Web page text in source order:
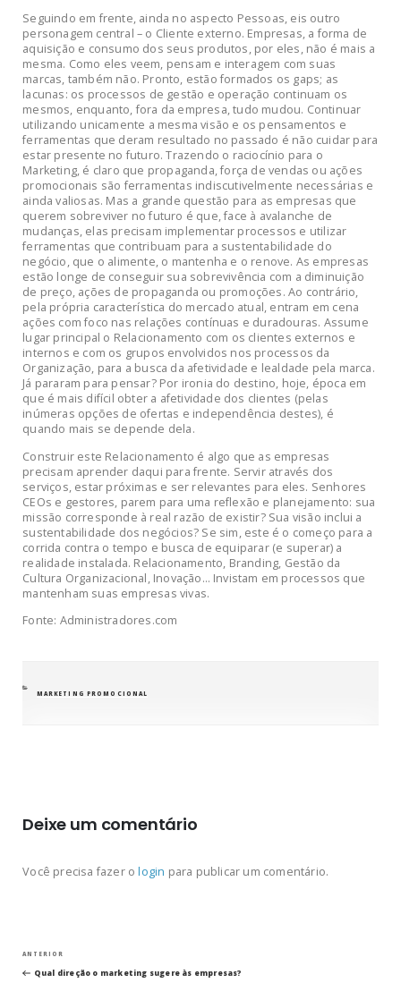
Seguindo em frente, ainda no aspecto Pessoas, eis outro
personagem central – o Cliente externo. Empresas, a forma de
aquisição e consumo dos seus produtos, por eles, não é mais a
mesma. Como eles veem, pensam e interagem com suas
marcas, também não. Pronto, estão formados os gaps; as
lacunas: os processos de gestão e operação continuam os
mesmos, enquanto, fora da empresa, tudo mudou. Continuar
utilizando unicamente a mesma visão e os pensamentos e
ferramentas que deram resultado no passado é não cuidar para
estar presente no futuro. Trazendo o raciocínio para o
Marketing, é claro que propaganda, força de vendas ou ações
promocionais são ferramentas indiscutivelmente necessárias e
ainda valiosas. Mas a grande questão para as empresas que
querem sobreviver no futuro é que, face à avalanche de
mudanças, elas precisam implementar processos e utilizar
ferramentas que contribuam para a sustentabilidade do
negócio, que o alimente, o mantenha e o renove. As empresas
estão longe de conseguir sua sobrevivência com a diminuição
de preço, ações de propaganda ou promoções. Ao contrário,
pela própria característica do mercado atual, entram em cena
ações com foco nas relações contínuas e duradouras. Assume
lugar principal o Relacionamento com os clientes externos e
internos e com os grupos envolvidos nos processos da
Organização, para a busca da afetividade e lealdade pela marca.
Já pararam para pensar? Por ironia do destino, hoje, época em
que é mais difícil obter a afetividade dos clientes (pelas
inúmeras opções de ofertas e independência destes), é
quando mais se depende dela.
Construir este Relacionamento é algo que as empresas
precisam aprender daqui para frente. Servir através dos
serviços, estar próximas e ser relevantes para eles. Senhores
CEOs e gestores, parem para uma reflexão e planejamento: sua
missão corresponde à real razão de existir? Sua visão inclui a
sustentabilidade dos negócios? Se sim, este é o começo para a
corrida contra o tempo e busca de equiparar (e superar) a
realidade instalada. Relacionamento, Branding, Gestão da
Cultura Organizacional, Inovação… Invistam em processos que
mantenham suas empresas vivas.
Fonte: Administradores.com
CATEGORIAS
MARKETING PROMOCIONAL
Deixe um comentário
Você precisa fazer ologin para publicar um comentário.
Navegação
Post
anterior
ANTERIOR
Qual direção o marketing sugere às empresas?